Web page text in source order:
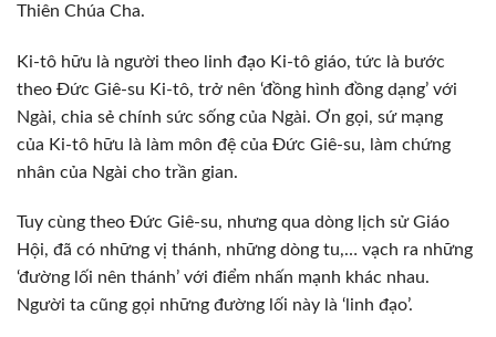
Thiên Chúa Cha.
Ki-tô hữu là người theo linh đạo Ki-tô giáo, tức là bước
theo Đức Giê-su Ki-tô, trở nên ‘đồng hình đồng dạng’ với
Ngài, chia sẻ chính sức sống của Ngài. Ơn gọi, sứ mạng
của Ki-tô hữu là làm môn đệ của Đức Giê-su, làm chứng
nhân của Ngài cho trần gian.
Tuy cùng theo Đức Giê-su, nhưng qua dòng lịch sử Giáo
Hội, đã có những vị thánh, những dòng tu,… vạch ra những
‘đường lối nên thánh’ với điểm nhấn mạnh khác nhau.
Người ta cũng gọi những đường lối này là ‘linh đạo’.